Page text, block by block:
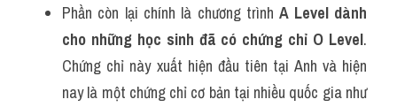
Phần còn lại chính là chương trình A Level dành
cho những học sinh đã có chứng chỉ O Level.
Chứng chỉ này xuất hiện đầu tiên tại Anh và hiện
nay là một chứng chỉ cơ bản tại nhiều quốc gia như